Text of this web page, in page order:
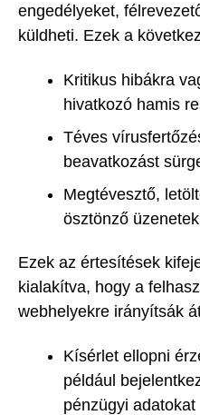
engedélyeket,
küldheti. Ezek a
Kritikus hibákra
hivatkozó hamis
Téves
beavatkozást
Megtévesztő,
ösztönző üzenetek
Ezek az értesítések
kialakítva, hogy a
webhelyekre irányítsák
Kísérlet ellopni
például
pénzügyi adatokat